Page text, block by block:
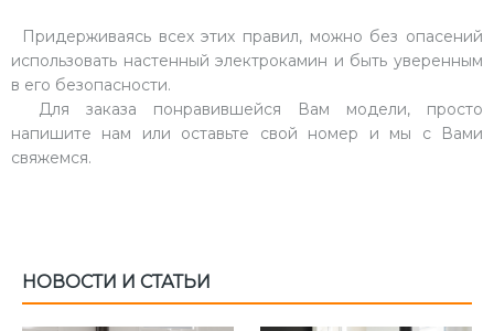
Придерживаясь всех этих правил, можно без опасений
использовать настенный электрокамин и быть уверенным
в его безопасности.
Для заказа понравившейся Вам модели, просто
напишите нам или оставьте свой номер и мы с Вами
свяжемся.
НОВОСТИ И СТАТЬИ